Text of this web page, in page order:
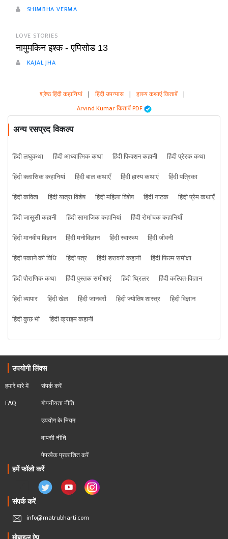
SHIMBHA VERMA
LOVE STORIES
नामुमकिन इश्क - एपिसोड 13
KAJAL JHA
श्रेष्ठ हिंदी कहानियां | हिंदी उपन्यास | हास्य कथाएं किताबें |
Arvind Kumar किताबें PDF
अन्य रसप्रद विकल्प
हिंदी लघुकथा हिंदी आध्यात्मिक कथा हिंदी फिक्शन कहानी
हिंदी प्रेरक कथा
हिंदी क्लासिक कहानियां
हिंदी बाल कथाएँ हिंदी हास्य कथाएं
हिंदी पत्रिका
हिंदी कविता
हिंदी यात्रा विशेष हिंदी महिला विशेष हिंदी नाटक
हिंदी प्रेम कथाएँ
हिंदी जासूसी कहानी
हिंदी सामाजिक कहानियां
हिंदी रोमांचक कहानियाँ
हिंदी मानवीय विज्ञान
हिंदी मनोविज्ञान हिंदी स्वास्थ्य
हिंदी जीवनी
हिंदी पकाने की विधि
हिंदी पत्र हिंदी डरावनी कहानी
हिंदी फिल्म समीक्षा
हिंदी पौराणिक कथा
हिंदी पुस्तक समीक्षाएं हिंदी थ्रिलर
हिंदी कल्पित-विज्ञान
हिंदी व्यापार
हिंदी खेल हिंदी जानवरों हिंदी ज्योतिष शास्त्र
हिंदी विज्ञान
हिंदी कुछ भी
हिंदी क्राइम कहानी
उपयोगी लिंक्स
हमारे बारे में
FAQ
संपर्क करें
गोपनीयता नीति
उपयोग के नियम
वापसी नीति
पेपरबैक प्रकाशित करें
हमें फॉलो करें
संपर्क करें
info@matrubharti.com